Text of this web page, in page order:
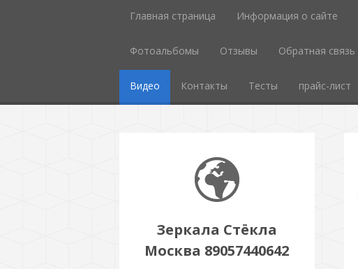
Главная страница Информация о сайте
Фотоальбомы Отзывы Обратная связь
Видео Контакты Тесты прайс-лист
Зеркала Стёкла
Москва 89057440642